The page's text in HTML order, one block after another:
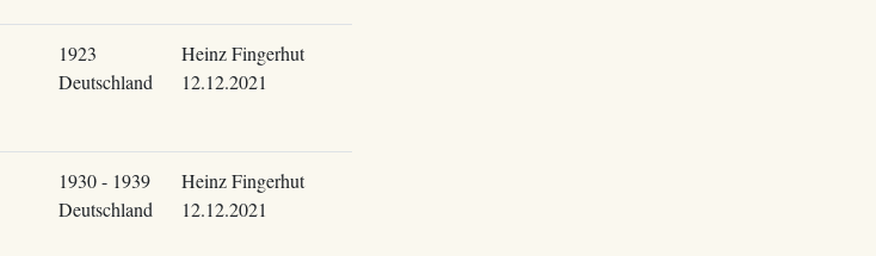
1923
Deutschland
Heinz Fingerhut
12.12.2021
1930 - 1939
Deutschland
Heinz Fingerhut
12.12.2021